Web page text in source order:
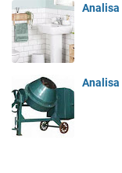
Analisa
Analisa